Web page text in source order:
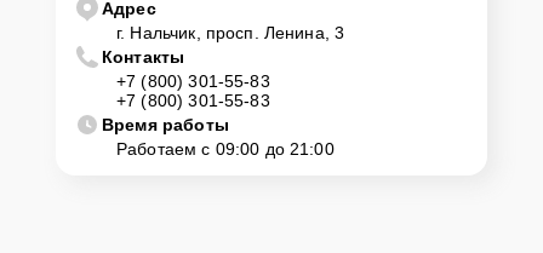
Адрес
г. Нальчик, просп. Ленина, 3
Контакты
+7 (800) 301-55-83
+7 (800) 301-55-83
Время работы
Работаем с 09:00 до 21:00